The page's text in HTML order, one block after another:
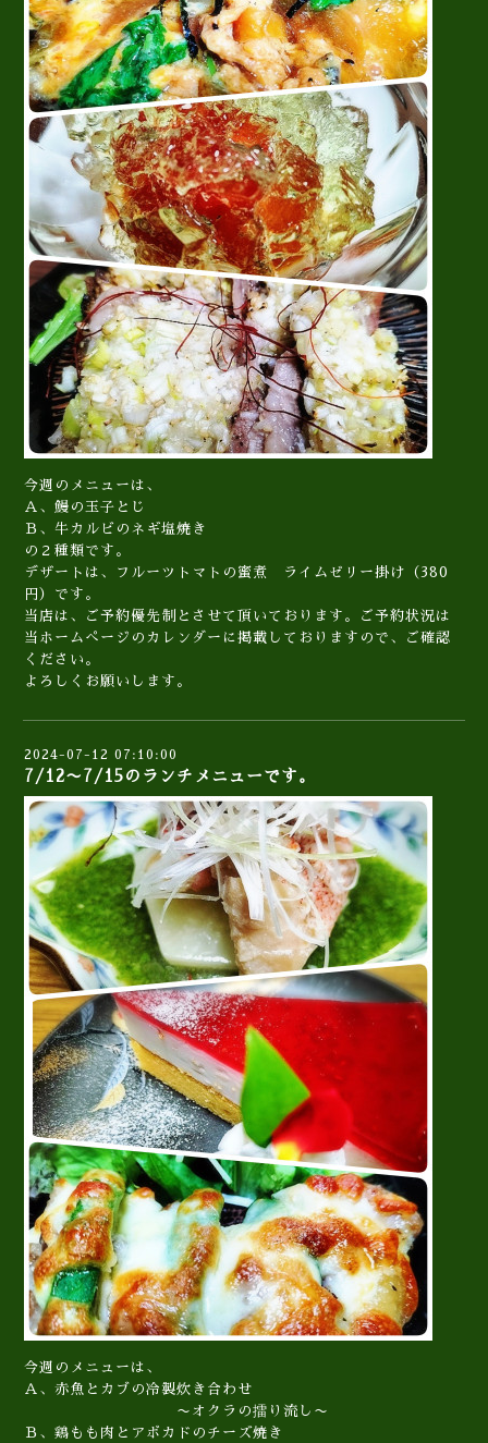
今週のメニューは、
Ａ、鰻の玉子とじ
Ｂ、牛カルビのネギ塩焼き
の２種類です。
デザートは、フルーツトマトの蜜煮 ライムゼリー掛け（380
円）です。
当店は、ご予約優先制とさせて頂いております。ご予約状況は
当ホームぺージのカレンダーに掲載しておりますので、ご確認
ください。
よろしくお願いします。
2024-07-12 07:10:00
7/12〜7/15のランチメニューです。
今週のメニューは、
Ａ、赤魚とカブの冷製炊き合わせ
〜オクラの擂り流し〜
Ｂ、鶏もも肉とアボカドのチーズ焼き